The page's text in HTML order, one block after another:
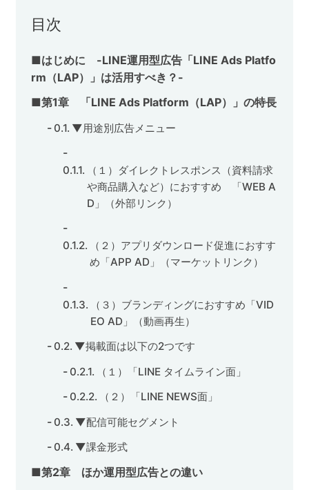
目次
■はじめに -LINE運用型広告「LINE Ads Platfo
rm（LAP）」は活用すべき？-
■第1章 「LINE Ads Platform（LAP）」の特長
▼用途別広告メニュー
（１）ダイレクトレスポンス（資料請求
や商品購入など）におすすめ 「WEB A
D」（外部リンク）
（２）アプリダウンロード促進におすす
め「APP AD」（マーケットリンク）
（３）ブランディングにおすすめ「VID
EO AD」（動画再生）
▼掲載面は以下の2つです
（１）「LINE タイムライン面」
（２）「LINE NEWS面」
▼配信可能セグメント
▼課金形式
■第2章 ほか運用型広告との違い